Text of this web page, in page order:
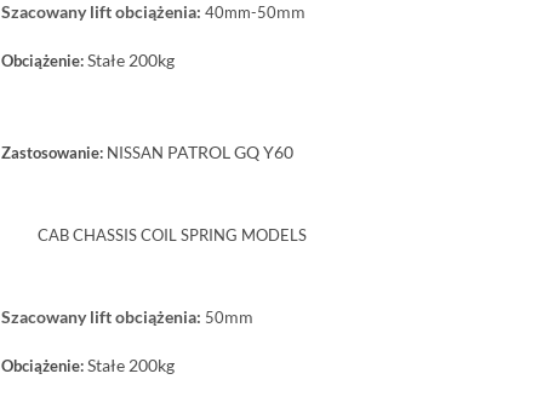
Szacowany lift obciążenia: 40mm-50mm
Obciążenie:Stałe 200kg
Zastosowanie: NISSAN PATROL GQ Y60
CAB CHASSIS COIL SPRING MODELS
Szacowany lift obciążenia: 50mm
Obciążenie:Stałe 200kg